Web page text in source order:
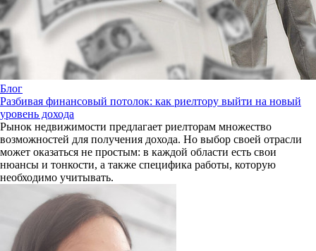
Блог
Разбивая финансовый потолок: как риелтору выйти на новый
уровень дохода
Рынок недвижимости предлагает риелторам множество
возможностей для получения дохода. Но выбор своей отрасли
может оказаться не простым: в каждой области есть свои
нюансы и тонкости, а также специфика работы, которую
необходимо учитывать.